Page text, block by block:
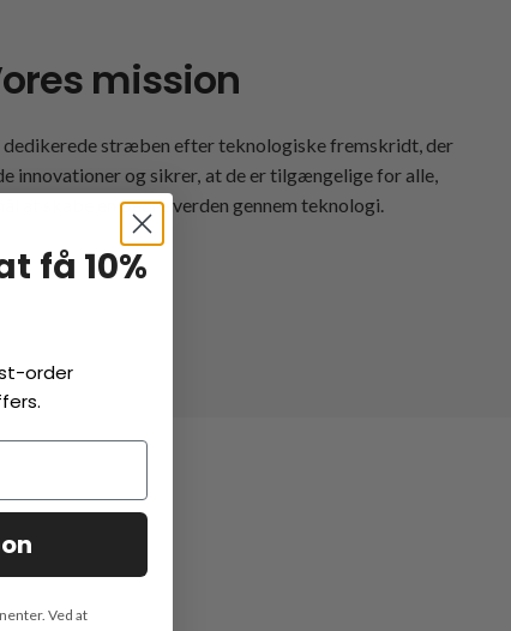
mission
dedikerede stræben efter teknologiske fremskridt, der
innovationer og sikrer, at de er tilgængelige for alle,
at skabe en bedre verden gennem teknologi.
få 10%
order
Ved at